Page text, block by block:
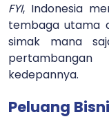
FYI, Indonesia
tembaga utama
simak mana
kedepannya.
Peluang